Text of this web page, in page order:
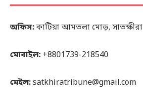
অফিস:কাটিয়া আমতলা মোড়, সাতক্ষীরা
মোবাইল: +8801739-218540
মেইল:satkhiratribune@gmail.com